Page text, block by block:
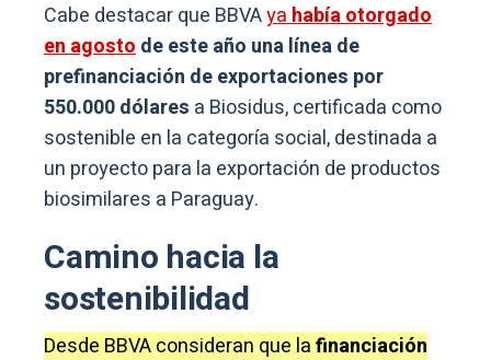
Cabe destacar que BBVAyahabía otorgado
en agostode este año una línea de
prefinanciación de exportaciones por
550.000 dólares a Biosidus, certificada como
sostenible en la categoría social, destinada a
un proyecto para la exportación de productos
biosimilares a Paraguay.
Camino hacia la
sostenibilidad
Desde BBVA consideran que lafinanciación